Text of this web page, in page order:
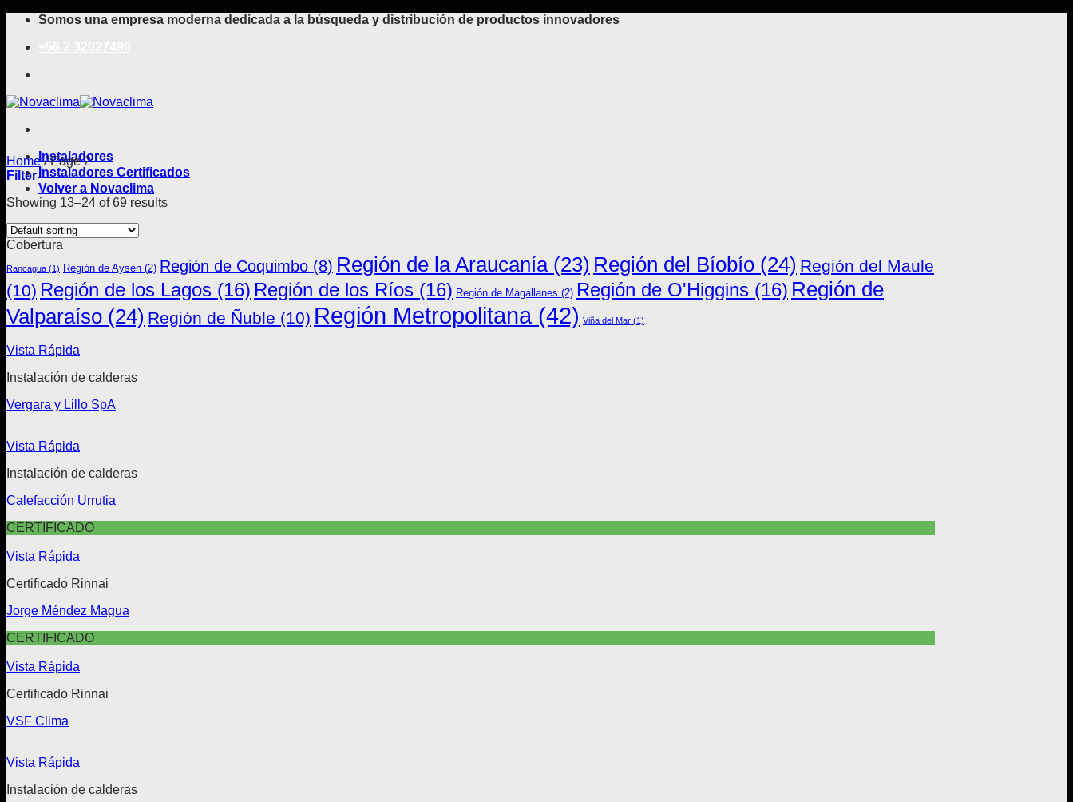
Saltar
contenido
Somos una empresa moderna dedicada a la búsqueda y distribución de productos innovadores
Instaladores
Instaladores Certificados
Volver a Novaclima
Home /Page 2
Filter
Showing 13–24 of 69 results
Cobertura
Rancagua (1) Región de Aysén (2) Región de Coquimbo (8) Región de la Araucanía(23) Región del Bíobío (24) Región del Maule
(10) Región de los Lagos (16) Región de los Ríos (16) Región de Magallanes (2) Región de O'Higgins (16) Región de
Valparaíso (24) Región de Ñuble (10) Región Metropolitana (42) Viña del Mar (1)
Vista Rápida
Instalación de calderas
Vergara y Lillo SpA
Vista Rápida
Instalación de calderas
Calefacción Urrutia
CERTIFICADO
Vista Rápida
Certificado Rinnai
Jorge Méndez Magua
CERTIFICADO
Vista Rápida
Certificado Rinnai
VSF Clima
Vista Rápida
Instalación de calderas